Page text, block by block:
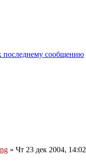
последнему сообщению
» Чт 23 дек 2004, 14:02